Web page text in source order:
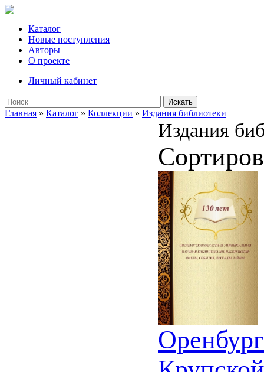
Каталог
Новые поступления
Авторы
О проекте
Личный кабинет
Искать
Главная » Каталог » Коллекции » Издания библиотеки
Издания